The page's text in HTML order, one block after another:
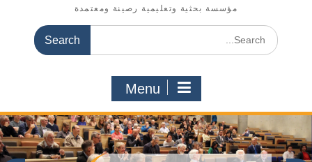
مؤسسة بحثية وتعليمية رصينة ومعتمدة
Search
for:
Menu